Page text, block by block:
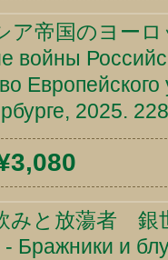
ア帝国のヨー
войны
2025.
みと放蕩者 銀
Бражники и